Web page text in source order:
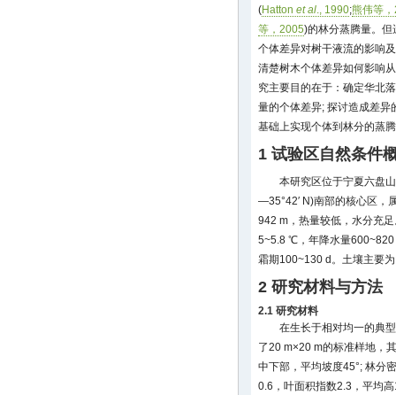
(Hatton et al ., 1990;熊伟等
等，2005)的林分蒸腾量。
个体差异对树干液流的影响
清楚树木个体差异如何影响
究主要目的在于：确定华北
量的个体差异; 探讨造成差异
基础上实现个体到林分的蒸
1 试验区自然条件
本研究区位于宁夏六盘
—35°42′ N)南部的核心区，
942 m，热量较低，水分充
5~5.8 ℃，年降水量
霜期100~130 d。土壤主要
2 研究材料与方法
2.1 研究材料
在生长于相对均一的典
了20 m×20 m的标准样地，
中下部，平均坡度45°; 林分
0.6，叶面积指数2.3，平均